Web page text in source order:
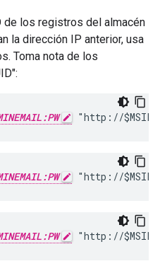
de los registros del almacén
la dirección IP anterior, usa
Toma nota de los
"http://
"http://
"http://